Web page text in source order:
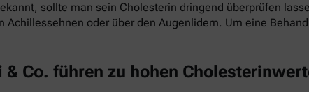
sollte man sein Cholesterin dringend überprüfen
Achillessehnen oder über den Augenlidern. Um eine
& Co. führen zu hohen